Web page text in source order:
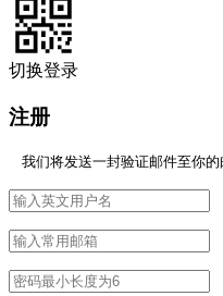
切换登录
注册
我们将发送一封验证邮件至你